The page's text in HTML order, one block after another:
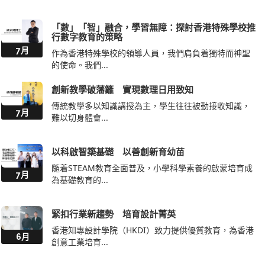
7月
「數」「智」融合，學習無障：探討香港特殊學校推
行數字教育的策略
作為香港特殊學校的領導人員，我們肩負着獨特而神聖
的使命。我們...
7月
創新教學破藩籬 實現數理日用致知
傳統教學多以知識講授為主，學生往往被動接收知識，
難以切身體會...
7月
以科啟智築基礎 以善創新育幼苗
隨着STEAM教育全面普及，小學科學素養的啟蒙培育成
為基礎教育的...
6月
緊扣行業新趨勢 培育設計菁英
香港知專設計學院（HKDI）致力提供優質教育，為香港
創意工業培育...